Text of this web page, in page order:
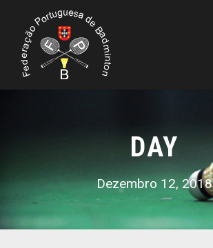
DAY
Dezembro 12, 2018